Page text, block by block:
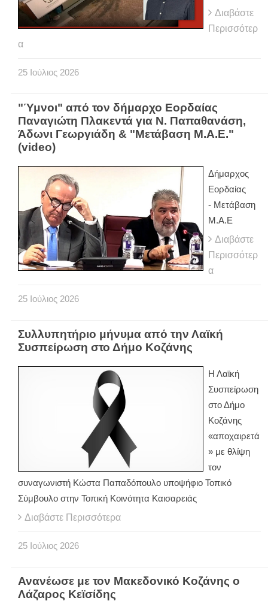
Διαβάστε
Περισσότερ
α
25 Ιούλιος 2026
"Ύμνοι" από τον δήμαρχο Εορδαίας
Παναγιώτη Πλακεντά για Ν. Παπαθανάση,
Άδωνι Γεωργιάδη & "Μετάβαση Μ.Α.Ε."
(video)
Δήμαρχος
Εορδαίας
- Μετάβαση
Μ.Α.Ε
Διαβάστε
Περισσότερ
α
25 Ιούλιος 2026
Συλλυπητήριο μήνυμα από την Λαϊκή
Συσπείρωση στο Δήμο Κοζάνης
Η Λαϊκή
Συσπείρωση
στο Δήμο
Κοζάνης
«αποχαιρετά
» με θλίψη
τον
συναγωνιστή Κώστα Παπαδόπουλο υποψήφιο Τοπικό
Σύμβουλο στην Τοπική Κοινότητα Καισαρειάς
Διαβάστε Περισσότερα
25 Ιούλιος 2026
Ανανέωσε με τον Μακεδονικό Κοζάνης ο
Λάζαρος Κεϊσίδης